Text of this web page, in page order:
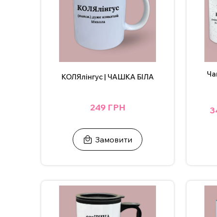
КОЛЯлінгус | ЧАШКА БІЛА
249 ГРН
Замовити